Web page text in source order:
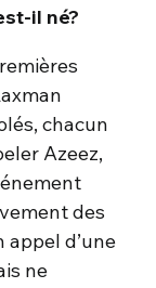
il né?
chacun
Azeez,
des
appel d’une
ne